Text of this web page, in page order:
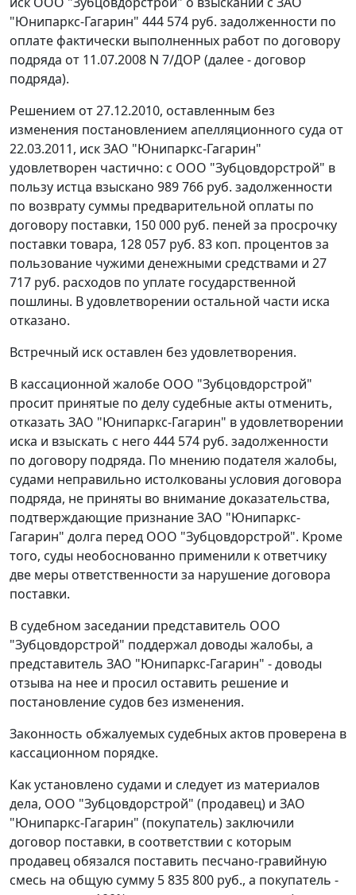
"Юнипаркс-Гагарин" 444 574 руб. задолженности по
оплате фактически выполненных работ по договору
подряда от 11.07.2008 N 7/ДОР (далее - договор
подряда).
Решением от 27.12.2010, оставленным без
изменения постановлением апелляционного суда от
22.03.2011, иск ЗАО "Юнипаркс-Гагарин"
удовлетворен частично: с ООО "Зубцовдорстрой" в
пользу истца взыскано 989 766 руб. задолженности
по возврату суммы предварительной оплаты по
договору поставки, 150 000 руб. пеней за просрочку
поставки товара, 128 057 руб. 83 коп. процентов за
пользование чужими денежными средствами и 27
717 руб. расходов по уплате государственной
пошлины. В удовлетворении остальной части иска
отказано.
Встречный иск оставлен без удовлетворения.
В кассационной жалобе ООО "Зубцовдорстрой"
просит принятые по делу судебные акты отменить,
отказать ЗАО "Юнипаркс-Гагарин" в удовлетворении
иска и взыскать с него 444 574 руб. задолженности
по договору подряда. По мнению подателя жалобы,
судами неправильно истолкованы условия договора
подряда, не приняты во внимание доказательства,
подтверждающие признание ЗАО "Юнипаркс-
Гагарин" долга перед ООО "Зубцовдорстрой". Кроме
того, суды необоснованно применили к ответчику
две меры ответственности за нарушение договора
поставки.
В судебном заседании представитель ООО
"Зубцовдорстрой" поддержал доводы жалобы, а
представитель ЗАО "Юнипаркс-Гагарин" - доводы
отзыва на нее и просил оставить решение и
постановление судов без изменения.
Законность обжалуемых судебных актов проверена в
кассационном порядке.
Как установлено судами и следует из материалов
дела, ООО "Зубцовдорстрой" (продавец) и ЗАО
"Юнипаркс-Гагарин" (покупатель) заключили
договор поставки, в соответствии с которым
продавец обязался поставить песчано-гравийную
смесь на общую сумму 5 835 800 руб., а покупатель -